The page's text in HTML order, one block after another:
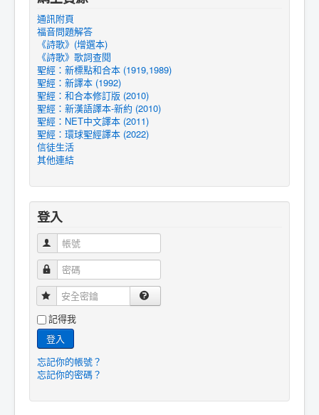
通訊附頁
福音問題解答
《詩歌》(增選本)
《詩歌》歌詞查閱
聖經：新標點和合本 (1919,1989)
聖經：新譯本 (1992)
聖經：和合本修訂版 (2010)
聖經：新漢語譯本-新約 (2010)
聖經：NET中文譯本 (2011)
聖經：環球聖經譯本 (2022)
信徒生活
其他連結
登入
帳號
密碼
安全密鑰
記得我
登入
忘記你的帳號？
忘記你的密碼？